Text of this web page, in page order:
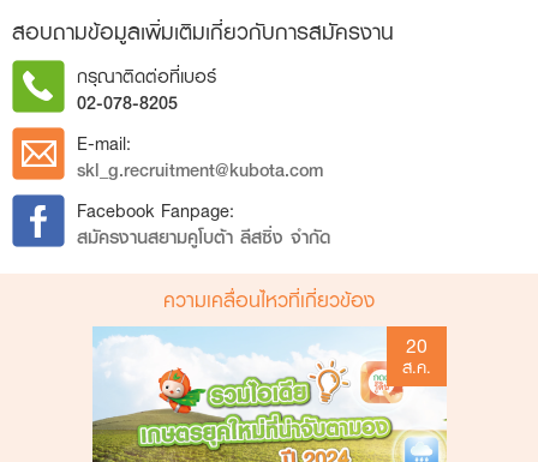
Preparing budget performance reports and management
presentations accurately and timely.
Coordinating with cross-functional teams to gather financial data
and ensure budget accuracy and completeness.
Providing ad-hoc financial analysis and supporting management
requests as required.
คุณสมบัติ
Bachelor’s degree in Accounting with GPAX 2.70 or above.
1–3 years of working experience in the accounting field.
Strong knowledge of budgeting, forecasting, and financial
Ability to analyze financial data accurately and present insights
clearly.
Good interpersonal and communication skills with the ability to
work as a team.
Good command of English (TOEIC Score 550).
New Graduates are welcome.
ลักษณะงาน
Manage fixed asset registration & depreciation calculations and
physical asset counts.
Perform monthly assigned bank and account reconciliations
Handle tax preparation and submission: Stamp duty
To ensure accurate and timely issuance of manual invoices to
leasing customers, and to prepare weekly outstanding balance
reports for management review and reconciliation purposes.
คุณสมบัติ
Bachelor’s degree in Accounting with GPAX 2.70
Hands-on with 1-3 years’ experience in accounting and tax.
Proficient in using Microsoft Office suits; Excel and PowerPoint.
Good command of English (TOEIC Score 550)
New Graduate are welcome.
สนใจสมัครตำแหน่งงานนี้
สอบถามข้อมูลเพิ่มเติมเกี่ยวกับการสมัครงาน
กรุณาติดต่อที่เบอร์
02-078-8205
E-mail:
skl_g.recruitment@kubota.com
Facebook Fanpage:
สมัครงานสยามคูโบต้า ลีสซิ่ง จำกัด
ความเคลื่อนไหวที่เกี่ยวข้อง
20
ส.ค.